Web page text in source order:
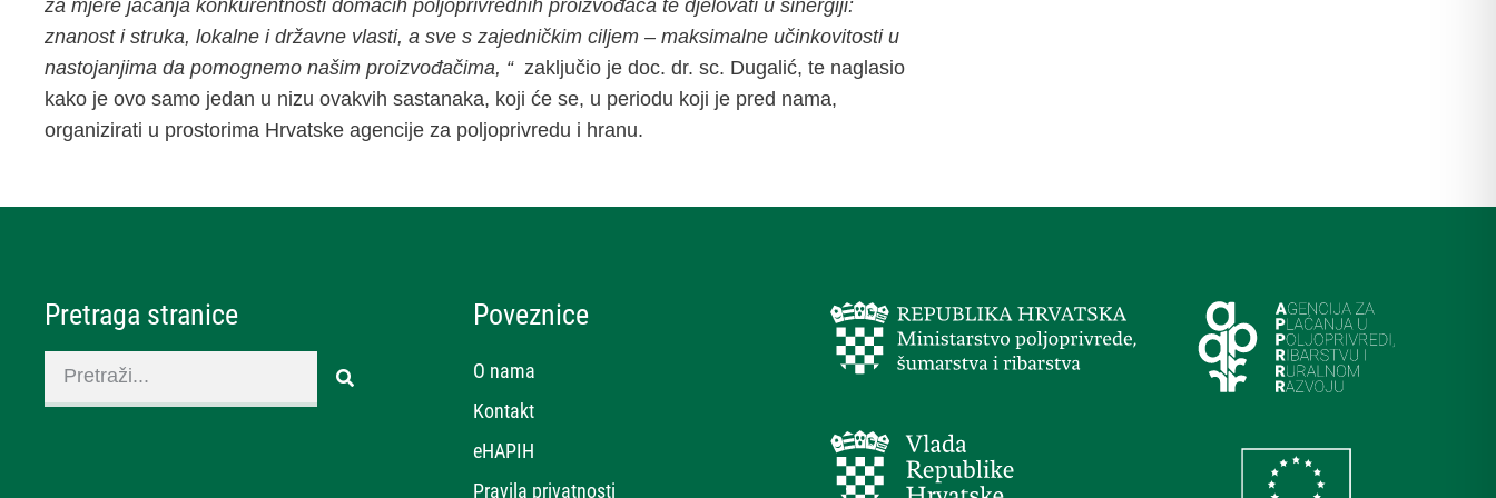
za mjere jačanja konkurentnosti domaćih poljoprivrednih proizvođača te djelovati u sinergiji:
znanost i struka, lokalne i državne vlasti, a sve s zajedničkim ciljem – maksimalne učinkovitosti u
nastojanjima da pomognemo našim proizvođačima, “zaključio je doc. dr. sc. Dugalić, te naglasio
kako je ovo samo jedan u nizu ovakvih sastanaka, koji će se, u periodu koji je pred nama,
organizirati u prostorima Hrvatske agencije za poljoprivredu i hranu.
Pretraga stranice Poveznice
O nama
Kontakt
eHAPIH
Pravila privatnosti